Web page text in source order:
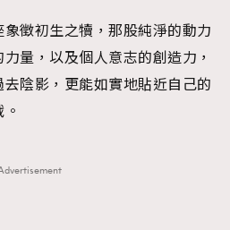
徵初生之犢，那股純淨的動力
量，以及個人意志的創造力，
陰影，更能如實地貼近自己的